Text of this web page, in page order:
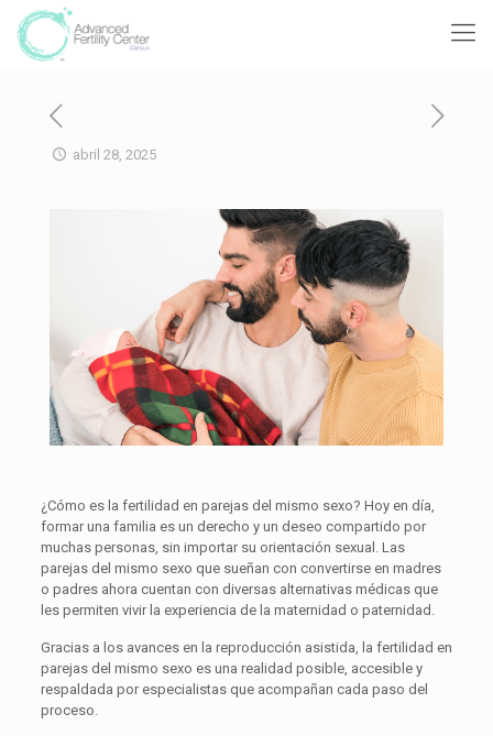
abril 28, 2025
¿Cómo es la fertilidad en parejas del mismo sexo? Hoy en día,
formar una familia es un derecho y un deseo compartido por
muchas personas, sin importar su orientación sexual. Las
parejas del mismo sexo que sueñan con convertirse en madres
o padres ahora cuentan con diversas alternativas médicas que
les permiten vivir la experiencia de la maternidad o paternidad.
Gracias a los avances en la reproducción asistida, la fertilidad en
parejas del mismo sexo es una realidad posible, accesible y
respaldada por especialistas que acompañan cada paso del
proceso.